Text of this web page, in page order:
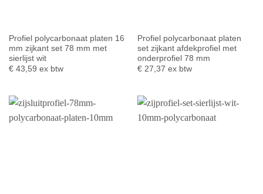
Profiel polycarbonaat platen 16
mm zijkant set 78 mm met
sierlijst wit
€43,59 ex btw
Profiel polycarbonaat platen
set zijkant afdekprofiel met
onderprofiel 78 mm
€27,37 ex btw